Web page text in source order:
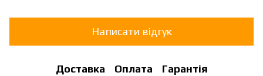
Написати відгук
Доставка Оплата Гарантія